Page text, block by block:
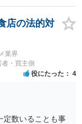
ります。 一般論は
内容を知る必要
討された方がよい
収、クレーム対
こともあります。
で顧問先として公
味もあります。
個人の相談が多
りすると、顧問
法、回答範囲、
要が大きいと考
店の法的対
業界
・買主側
役にたった 4
定数いることも事